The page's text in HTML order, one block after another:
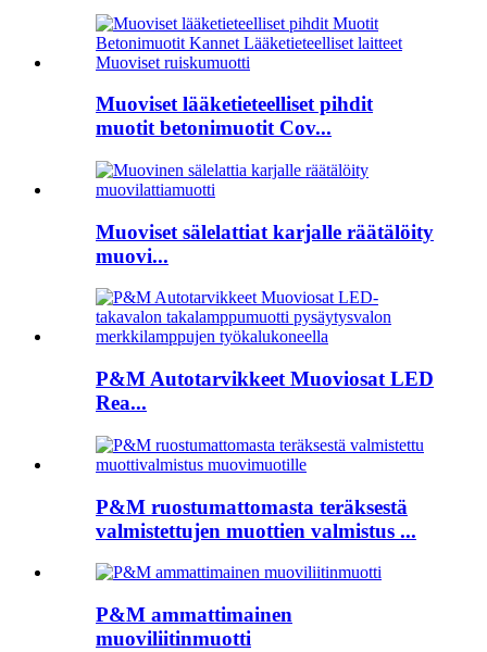
Muoviset lääketieteelliset pihdit
muotit betonimuotit Cov...
Muoviset sälelattiat karjalle räätälöity
muovi...
P&M Autotarvikkeet Muoviosat LED
Rea...
P&M ruostumattomasta teräksestä
valmistettujen muottien valmistus ...
P&M ammattimainen
muoviliitinmuotti